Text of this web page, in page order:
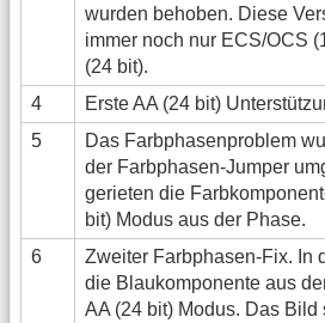
wurden behoben. Diese
immer noch nur ECS/OCS
(24 bit).
4
Erste AA (24 bit)
5
Das Farbphasenproblem
der Farbphasen-Jumper
gerieten die
bit) Modus aus der Phase.
6
Zweiter Farbphasen-Fix. In
die Blaukomponente aus
AA (24 bit) Modus. Das Bild